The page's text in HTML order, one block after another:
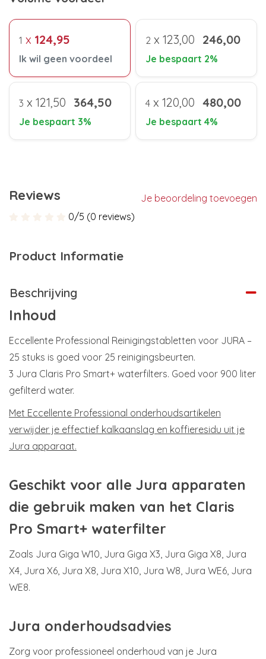
1 x 124,95
Ik wil geen voordeel
2 x 123,00 246,00
Je bespaart 2%
3 x 121,50 364,50
Je bespaart 3%
4 x 120,00 480,00
Je bespaart 4%
Reviews
Je beoordeling toevoegen
0/5 (0 reviews)
Product Informatie
Beschrijving
Inhoud
Eccellente Professional Reinigingstabletten voor JURA –
25 stuks is goed voor 25 reinigingsbeurten.
3 Jura Claris Pro Smart+ waterfilters. Goed voor 900 liter
gefilterd water.
Met Eccellente Professional onderhoudsartikelen
verwijder je effectief kalkaanslag en koffieresidu uit je
Jura apparaat.
Geschikt voor alle Jura apparaten
die gebruik maken van het Claris
Pro Smart+ waterfilter
Zoals Jura Giga W10, Jura Giga X3, Jura Giga X8, Jura
X4, Jura X6, Jura X8, Jura X10, Jura W8, Jura WE6, Jura
WE8.
Jura onderhoudsadvies
Zorg voor professioneel onderhoud van je Jura